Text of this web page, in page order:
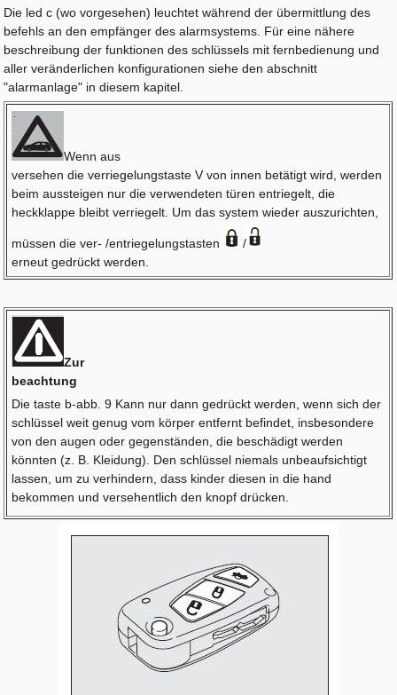
Die led c (wo vorgesehen) leuchtet während der übermittlung des
befehls an den empfänger des alarmsystems. Für eine nähere
beschreibung der funktionen des schlüssels mit fernbedienung und
aller veränderlichen konfigurationen siehe den abschnitt
"alarmanlage" in diesem kapitel.
Wenn aus
versehen die verriegelungstaste V von innen betätigt wird, werden
beim aussteigen nur die verwendeten türen entriegelt, die
heckklappe bleibt verriegelt. Um das system wieder auszurichten,
müssen die ver- /entriegelungstasten
/
erneut gedrückt werden.
Zur
beachtung
Die taste b-abb. 9 Kann nur dann gedrückt werden, wenn sich der
schlüssel weit genug vom körper entfernt befindet, insbesondere
von den augen oder gegenständen, die beschädigt werden
könnten (z. B. Kleidung). Den schlüssel niemals unbeaufsichtigt
lassen, um zu verhindern, dass kinder diesen in die hand
bekommen und versehentlich den knopf drücken.